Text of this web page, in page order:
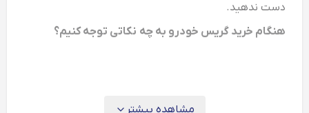
دست ندهید.
هنگام خرید گریس خودرو به چه نکاتی توجه کنیم؟
این ‌صورت از یک کارشناس مورد اعتماد تان بخواهید تا
مشاهده بیشتر